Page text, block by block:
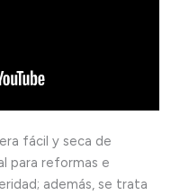
fácil y seca de
para reformas e
además, se trata